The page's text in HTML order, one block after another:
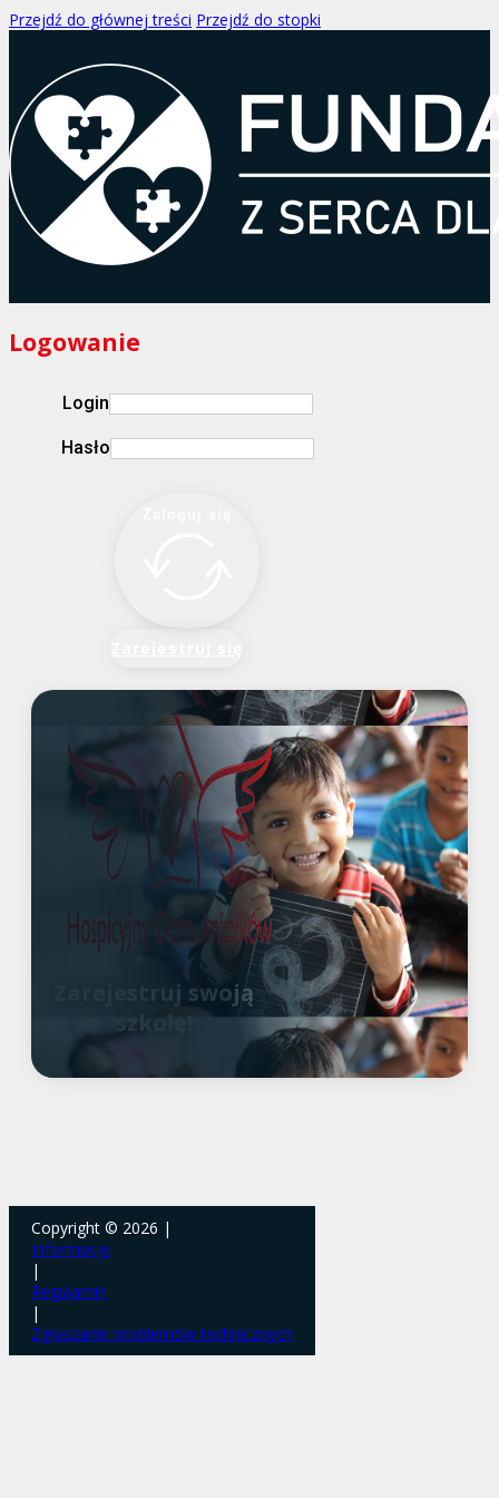
Przejdź do głównej treści Przejdź do stopki
Logowanie
Login
Hasło
Zarejestruj swoją
szkołę!
Copyright © 2026 |
Informacje
|
Regulamin
|
Zgłaszanie problemów technicznych